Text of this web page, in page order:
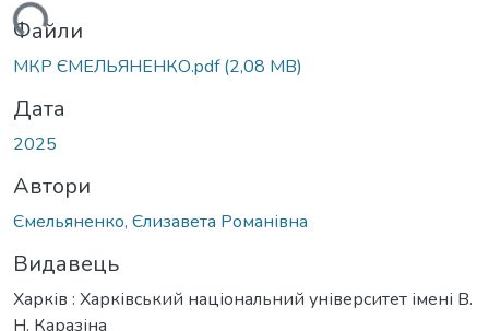
Файли
МКР ЄМЕЛЬЯНЕНКО.pdf(2,08 MB)
Дата
2025
Автори
Ємельяненко, Єлизавета Романівна
Видавець
Харків : Харківський національний університет імені В.
Н. Каразіна